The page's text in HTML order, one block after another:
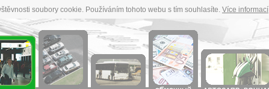
soubory cookie. Používáním tohoto webu s tím souhlasíte. Více informací